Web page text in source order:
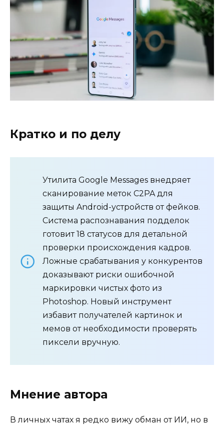
Кратко и по делу
Утилита Google Messages внедряет
сканирование меток C2PA для
защиты Android-устройств от фейков.
Система распознавания подделок
готовит 18 статусов для детальной
проверки происхождения кадров.
Ложные срабатывания у конкурентов
доказывают риски ошибочной
маркировки чистых фото из
Photoshop. Новый инструмент
избавит получателей картинок и
мемов от необходимости проверять
пиксели вручную.
Мнение автора
В личных чатах я редко вижу обман от ИИ, но в